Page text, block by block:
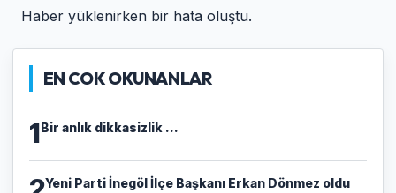
Haber yüklenirken bir hata oluştu.
EN COK OKUNANLAR
1Bir anlık dikkasizlik ...
Yeni Parti İnegöl İlçe Başkanı Erkan Dönmez oldu